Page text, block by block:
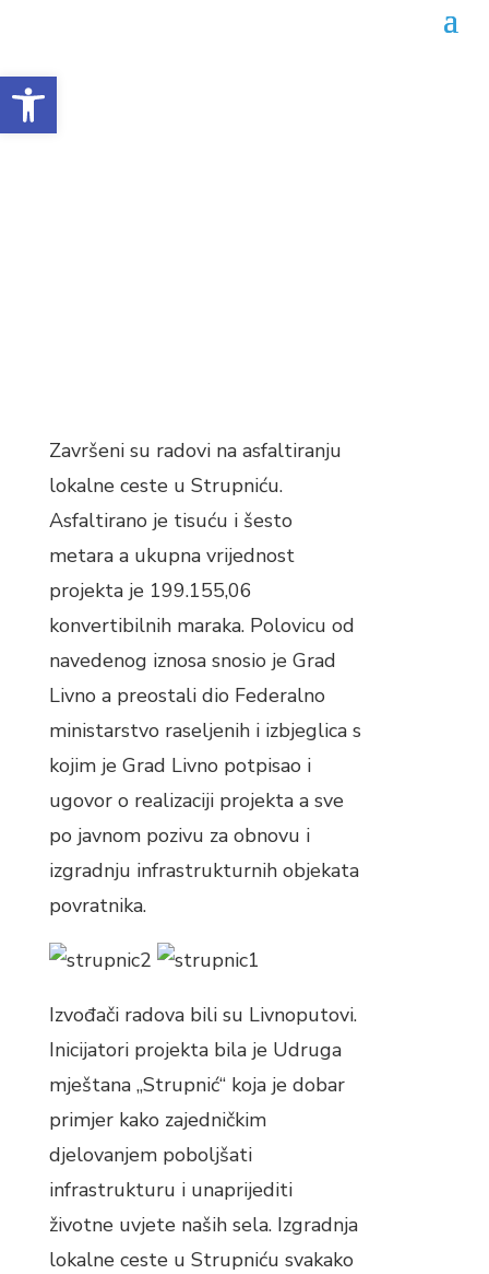
Open toolbar
Završeni su radovi na asfaltiranju
lokalne ceste u Strupniću.
Asfaltirano je tisuću i šesto
metara a ukupna vrijednost
projekta je 199.155,06
konvertibilnih maraka. Polovicu od
navedenog iznosa snosio je Grad
Livno a preostali dio Federalno
ministarstvo raseljenih i izbjeglica s
kojim je Grad Livno potpisao i
ugovor o realizaciji projekta a sve
po javnom pozivu za obnovu i
izgradnju infrastrukturnih objekata
povratnika.
Izvođači radova bili su Livnoputovi.
Inicijatori projekta bila je Udruga
mještana „Strupnić“ koja je dobar
primjer kako zajedničkim
djelovanjem poboljšati
infrastrukturu i unaprijediti
životne uvjete naših sela. Izgradnja
lokalne ceste u Strupniću svakako